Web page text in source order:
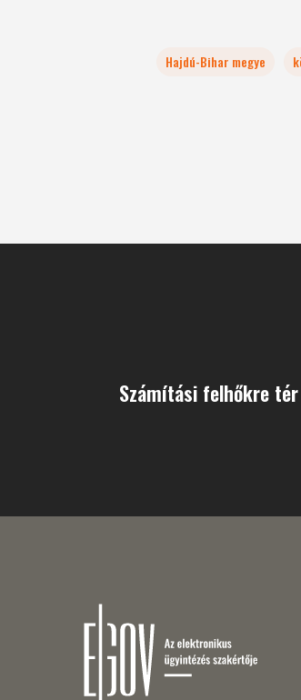
Hajdú-Bihar megye
Számítási felhőkre